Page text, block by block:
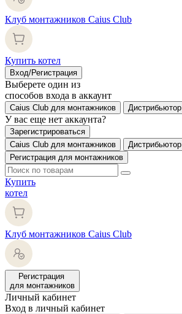
Клуб монтажников Caius Club
Купить котел
Вход/Регистрация
Выберете один из
способов входа в аккаунт
Caius Club для монтажников Дистрибьютор
У вас еще нет аккаунта?
Зарегистрироваться
Caius Club для монтажников
Дистрибьютор
Регистрация для монтажников
Купить
котел
Клуб монтажников Caius Club
Регистрация
для монтажников
Личный кабинет
Вход в личный кабинет